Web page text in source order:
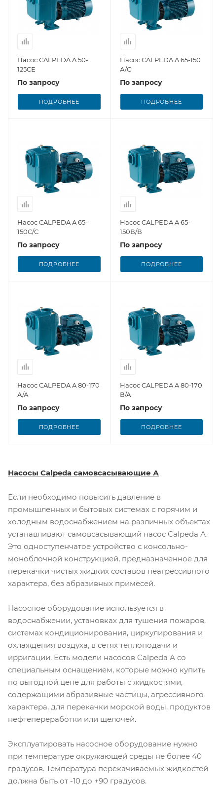
Насос CALPEDA A 50-
125СЕ
По запросу
ПОДРОБНЕЕ
Насос CALPEDA A 65-150
А/С
По запросу
ПОДРОБНЕЕ
Насос CALPEDA A 65-
150C/C
По запросу
ПОДРОБНЕЕ
Насос CALPEDA A 65-
150В/В
По запросу
ПОДРОБНЕЕ
Насос CALPEDA A 80-170
А/А
По запросу
ПОДРОБНЕЕ
Насос CALPEDA A 80-170
В/А
По запросу
ПОДРОБНЕЕ
Насосы Calpeda самовсасывающие А
Если необходимо повысить давление в
промышленных и бытовых системах с горячим и
холодным водоснабжением на различных объектах
устанавливают самовсасывающий насос Calpeda А.
Это одноступенчатое устройство с консольно-
моноблочной конструкцией, предназначенное для
перекачки чистых жидких составов неагрессивного
характера, без абразивных примесей.
Насосное оборудование используется в
водоснабжении, установках для тушения пожаров,
системах кондиционирования, циркулирования и
охлаждения воздуха, в сетях теплоподачи и
ирригации. Есть модели насосов Calpeda А со
специальным оснащением, которые можно купить
по выгодной цене для работы с жидкостями,
содержащими абразивные частицы, агрессивного
характера, для перекачки морской воды, продуктов
нефтепереработки или щелочей.
Эксплуатировать насосное оборудование нужно
при температуре окружающей среды не более 40
градусов. Температура перекачиваемых жидкостей
должна быть от -10 до +90 градусов.